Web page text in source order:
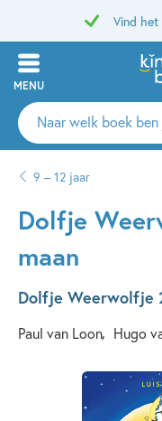
Vind
MENU
Zoeken
naar
auteurs
uitgevers
9 – 12 jaar
Dolfje
maan
Dolfje Weerwolfje
Paul van Loon Hugo